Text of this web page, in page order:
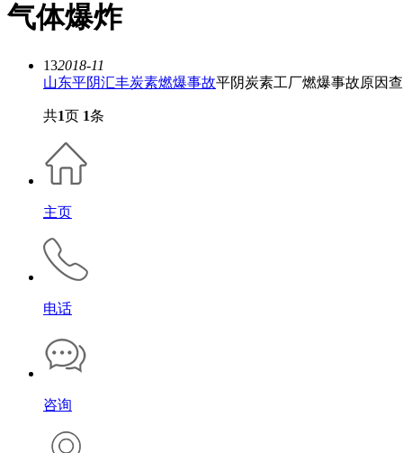
气体爆炸
132018-11
山东平阴汇丰炭素燃爆事故平阴炭素工厂燃爆事故原因
共1页 1条
主页
电话
咨询